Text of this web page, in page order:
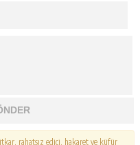
rahatsız edici, hakaret ve küfür